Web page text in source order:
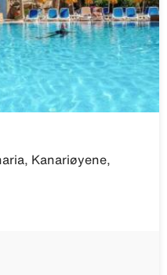
Kanariøyene,